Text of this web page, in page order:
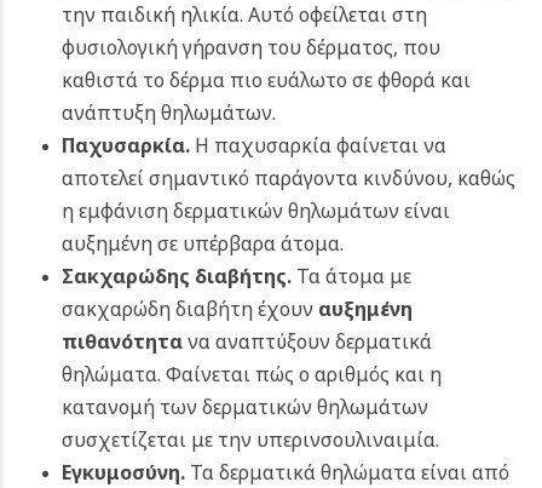
την παιδική ηλικία. Αυτό οφείλεται στη
φυσιολογική γήρανση του δέρματος, που
καθιστά το δέρμα πιο ευάλωτο σε φθορά και
ανάπτυξη θηλωμάτων.
Παχυσαρκία. Η παχυσαρκία φαίνεται να
αποτελεί σημαντικό παράγοντα κινδύνου, καθώς
η εμφάνιση δερματικών θηλωμάτων είναι
αυξημένη σε υπέρβαρα άτομα.
Σακχαρώδης διαβήτης. Τα άτομα με
σακχαρώδη διαβήτη έχουν αυξημένη
πιθανότητανα αναπτύξουν δερματικά
θηλώματα. Φαίνεται πώς ο αριθμός και η
κατανομή των δερματικών θηλωμάτων
συσχετίζεται με την υπερινσουλιναιμία.
Εγκυμοσύνη. Τα δερματικά θηλώματα είναι από